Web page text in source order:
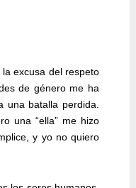
excusa del respeto
de género me ha
una batalla perdida.
una “ella” me hizo
y yo no quiero